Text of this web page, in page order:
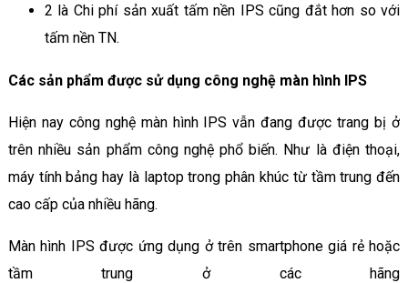
2 là Chi phí sản xuất tấm nền IPS cũng đắt hơn so với
tấm nền TN.
Các sản phẩm được sử dụng công nghệ màn hình IPS
Hiện nay công nghệ màn hình IPS vẫn đang được trang bị ở
trên nhiều sản phẩm công nghệ phổ biến. Như là điện thoại,
máy tính bảng hay là laptop trong phân khúc từ tầm trung đến
cao cấp của nhiều hãng.
Màn hình IPS được ứng dụng ở trên smartphone giá rẻ hoặc
tầm trung ở các hãng